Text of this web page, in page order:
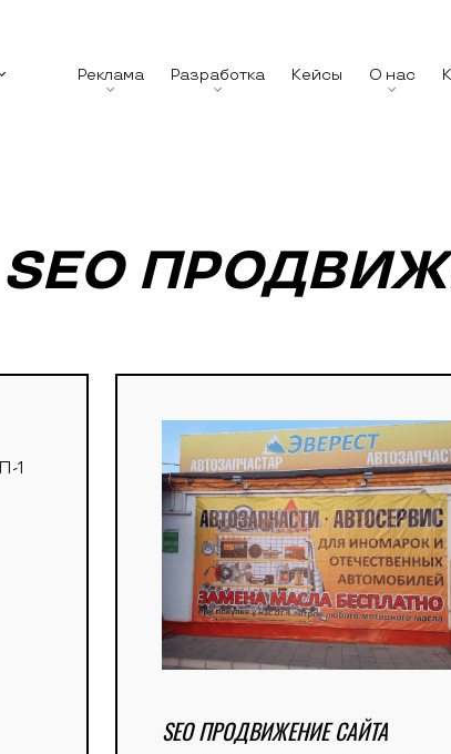
Реклама Разработка Кейсы О нас
SEO ПРОДВИЖЕНИЕ САЙТА